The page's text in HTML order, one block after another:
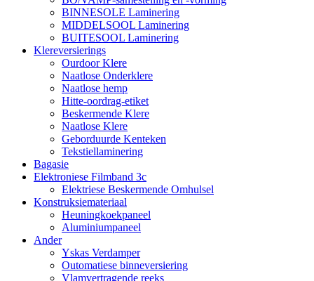
BINNESOLE Laminering
MIDDELSOOL Laminering
BUITESOOL Laminering
Klereversierings
Ourdoor Klere
Naatlose Onderklere
Naatlose hemp
Hitte-oordrag-etiket
Beskermende Klere
Naatlose Klere
Geborduurde Kenteken
Tekstiellaminering
Bagasie
Elektroniese Filmband 3c
Elektriese Beskermende Omhulsel
Konstruksiemateriaal
Heuningkoekpaneel
Aluminiumpaneel
Ander
Yskas Verdamper
Outomatiese binneversiering
Vlamvertragende reeks